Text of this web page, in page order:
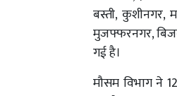
बस्ती, कुशीनगर,
मुजफ्फरनगर,
गई है।
मौसम विभाग ने